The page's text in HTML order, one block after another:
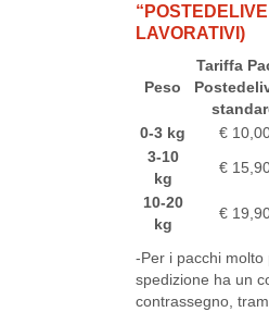
LAVORATIVI)
Peso
Tariffa
0-3 kg
€
3-10
kg
€
10-20
kg
€
-Per i pacchi
spedizione ha un
contrassegno,